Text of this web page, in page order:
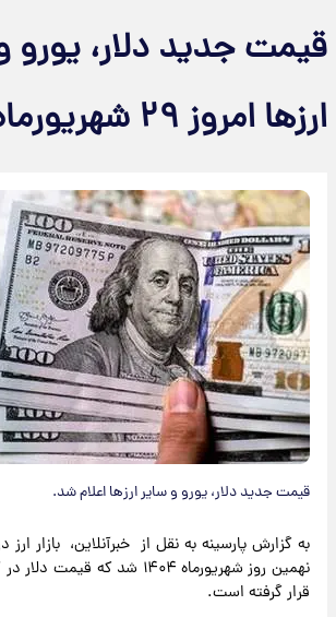
قیمت جدید دلار، یورو
ارزها امروز ۲۹ شهریورماه ۱۴۰۴
قیمت جدید دلار، یورو و سایر ارزها اعلام شد.
به گزارش پارسینه به نقل از خبرآنلاین، بازار
قرار گرفته است.